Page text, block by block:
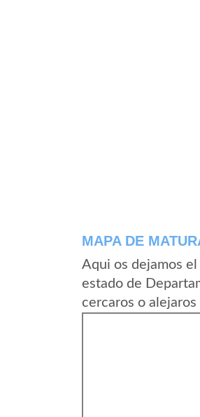
MAPA DE
Aqui os dejamos
estado de
cercaros o